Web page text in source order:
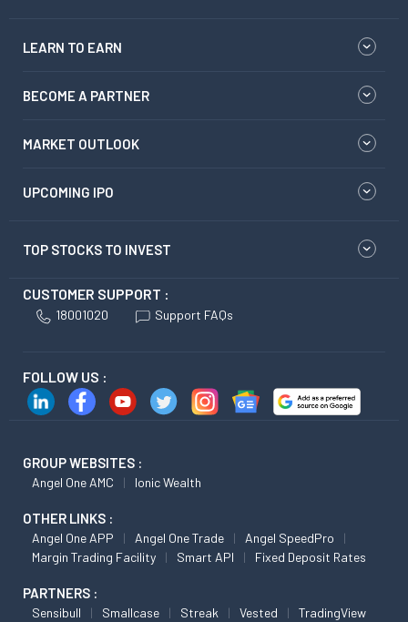
LEARN TO EARN
BECOME A PARTNER
MARKET OUTLOOK
UPCOMING IPO
TOP STOCKS TO INVEST
CUSTOMER SUPPORT :
18001020 Support FAQs
FOLLOW US :
GROUP WEBSITES :
Angel One AMC Ionic Wealth
OTHER LINKS :
Angel One APP Angel One Trade
Angel SpeedPro
Margin Trading Facility
Smart API Fixed Deposit Rates
PARTNERS :
Sensibull Smallcase Streak Vested TradingView